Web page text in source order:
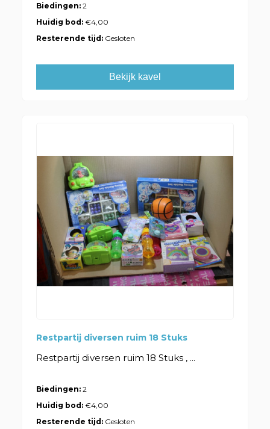
Biedingen: 2
Huidig bod:€4,00
Resterende tijd: Gesloten
Bekijk kavel
Restpartij diversen ruim 18 Stuks
Restpartij diversen ruim 18 Stuks , ...
Biedingen: 2
Huidig bod:€4,00
Resterende tijd: Gesloten